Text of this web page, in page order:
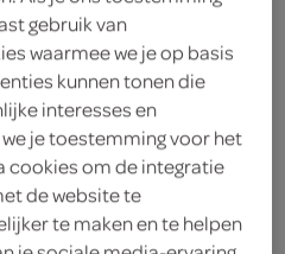
gebruik van
waarmee we je op basis
kunnen tonen die
interesses en
je toestemming voor het
cookies om de integratie
de website te
te maken en te helpen